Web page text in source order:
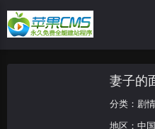
妻子的
分类： 剧情
地区： 中